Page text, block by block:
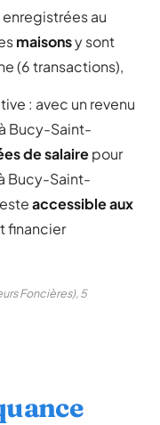
enregistrées au
maisonsy sont
(6 transactions),
: avec un revenu
Bucy-Saint-
de salairepour
Bucy-Saint-
accessible aux
financier
Foncières), 5